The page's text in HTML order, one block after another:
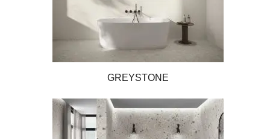
GREYSTONE